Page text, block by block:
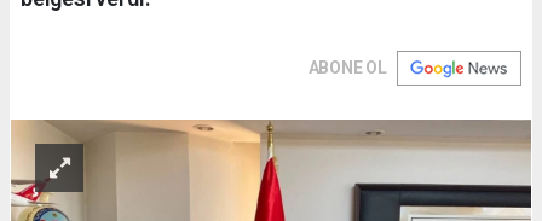
ABONE OL